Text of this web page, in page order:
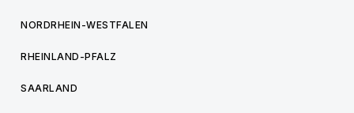
NORDRHEIN-WESTFALEN
RHEINLAND-PFALZ
SAARLAND